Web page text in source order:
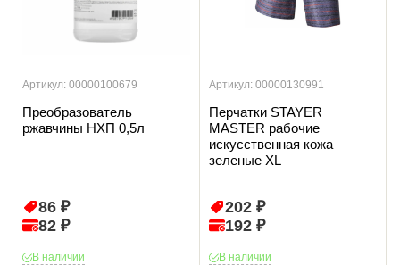
Артикул: 00000100679
Преобразователь
ржавчины НХП 0,5л
86 ₽
82 ₽
В наличии
Артикул: 00000130991
Перчатки STAYER
MASTER рабочие
искусственная кожа
зеленые XL
202 ₽
192 ₽
В наличии